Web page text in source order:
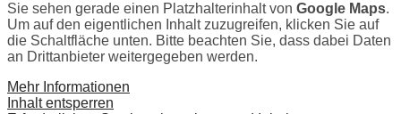
Sie sehen gerade einen Platzhalterinhalt von Google Maps.
Um auf den eigentlichen Inhalt zuzugreifen, klicken Sie auf
die Schaltfläche unten. Bitte beachten Sie, dass dabei Daten
an Drittanbieter weitergegeben werden.
Mehr Informationen
Inhalt entsperren